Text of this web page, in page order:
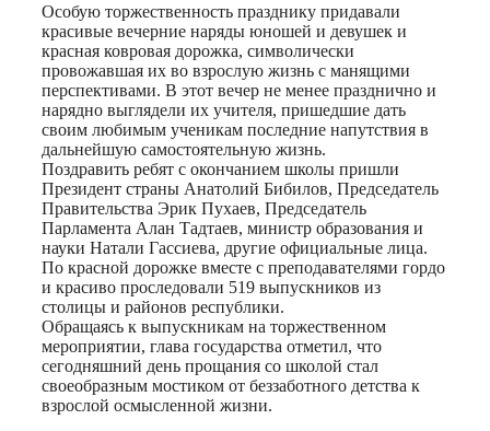
Особую торжественность празднику придавали
красивые вечерние наряды юношей и девушек и
красная ковровая дорожка, символически
провожавшая их во взрослую жизнь с манящими
перспективами. В этот вечер не менее празднично и
нарядно выглядели их учителя, пришедшие дать
своим любимым ученикам последние напутствия в
дальнейшую самостоятельную жизнь.
Поздравить ребят с окончанием школы пришли
Президент страны Анатолий Бибилов, Председатель
Правительства Эрик Пухаев, Председатель
Парламента Алан Тадтаев, министр образования и
науки Натали Гассиева, другие официальные лица.
По красной дорожке вместе с преподавателями гордо
и красиво проследовали 519 выпускников из
столицы и районов республики.
Обращаясь к выпускникам на торжественном
мероприятии, глава государства отметил, что
сегодняшний день прощания со школой стал
своеобразным мостиком от беззаботного детства к
взрослой осмысленной жизни.